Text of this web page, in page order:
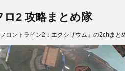
ロ2 攻略まとめ隊
フロントライン2：エクシリウム』の2chま